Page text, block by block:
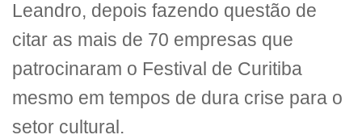
Leandro, depois fazendo questão de
citar as mais de 70 empresas que
patrocinaram o Festival de Curitiba
mesmo em tempos de dura crise para o
setor cultural.